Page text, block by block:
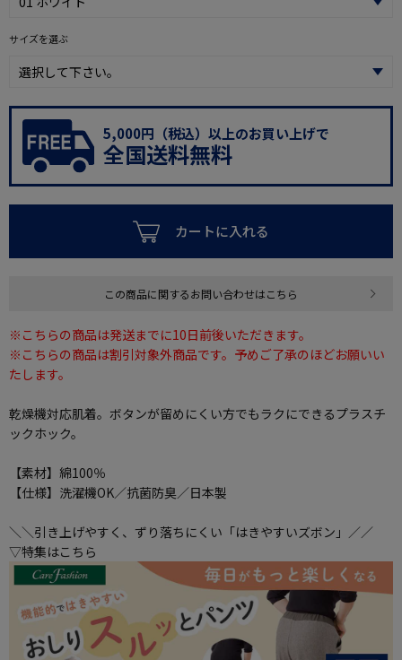
サイズを選ぶ
5,000円（税込）以上のお買い上げで
全国送料無料
カートに入れる
この商品に関するお問い合わせはこちら
※こちらの商品は発送までに10日前後いただきます。
※こちらの商品は割引対象外商品です。予めご了承のほどお願いい
たします。
乾燥機対応肌着。ボタンが留めにくい方でもラクにできるプラスチ
ックホック。
【素材】綿100％
【仕様】洗濯機OK／抗菌防臭／日本製
＼＼引き上げやすく、ずり落ちにくい「はきやすいズボン」／／
▽特集はこちら